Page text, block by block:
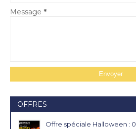
Message *
OFFRES
Offre spéciale Halloween :